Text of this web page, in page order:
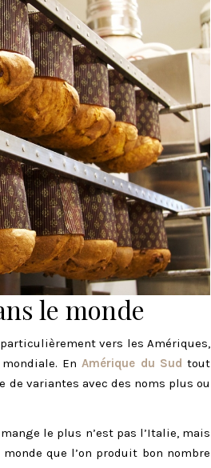
le monde
vers les Amériques,
EnAmérique du Sudtout
variantes avec des noms plus ou
le plus n’est pas l’Italie, mais
que l’on produit bon nombre